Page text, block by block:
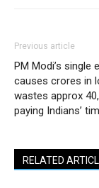
Previous article
PM Modi’s single
causes crores in
wastes approx
paying Indians’
RELATED